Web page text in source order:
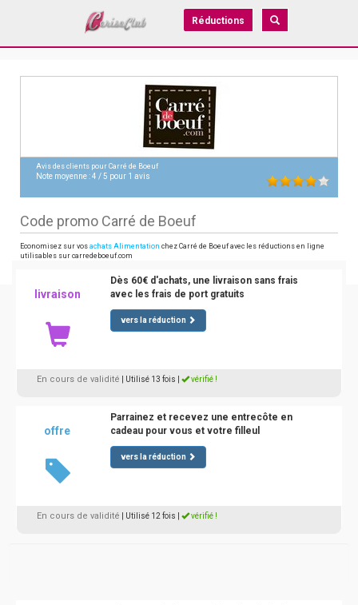
Réductions
Avis des clients pour Carré de Boeuf
Note moyenne :4 /5 pour 1 avis
Code promo Carré de Boeuf
Economisez sur vos achats Alimentation chez Carré de Boeuf avec les réductions en ligne
utilisables sur carredeboeuf.com
livraison
Dès 60€ d'achats, une livraison sans frais
avec les frais de port gratuits
vers la réduction
En cours de validité | Utilisé 13 fois vérifié !
offre
Parrainez et recevez une entrecôte en
cadeau pour vous et votre filleul
vers la réduction
En cours de validité | Utilisé 12 fois vérifié !